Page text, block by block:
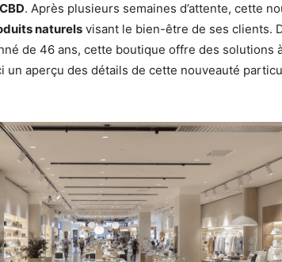
CBD. Après plusieurs semaines d’attente, cette
naturels visant le bien-être de ses clients.
de 46 ans, cette boutique offre des solutions
un aperçu des détails de cette nouveauté